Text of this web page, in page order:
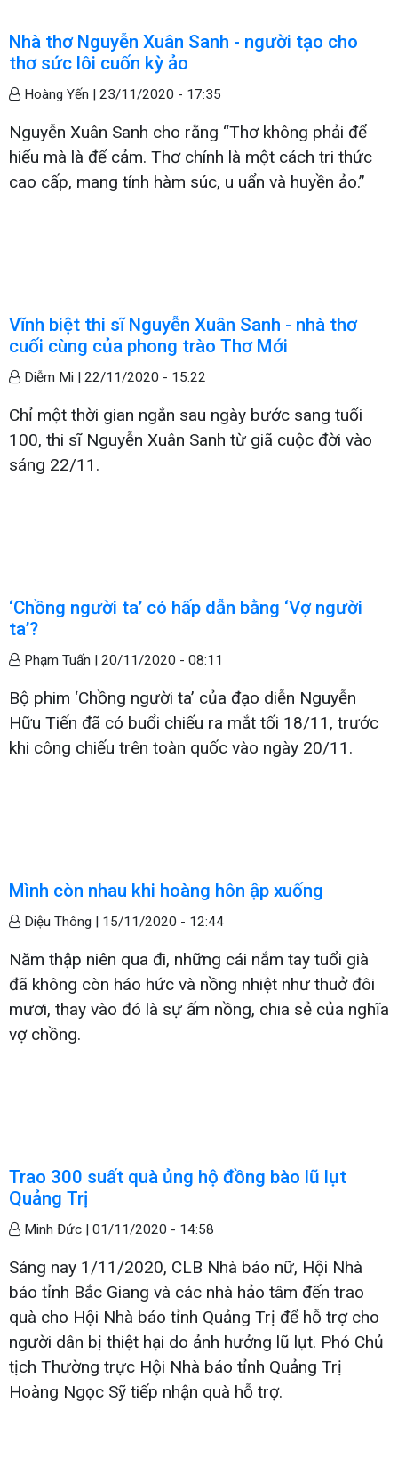
Nhà thơ Nguyễn Xuân Sanh - người tạo cho
thơ sức lôi cuốn kỳ ảo
Hoàng Yến | 23/11/2020 - 17:35
Nguyễn Xuân Sanh cho rằng “Thơ không phải để
hiểu mà là để cảm. Thơ chính là một cách tri thức
cao cấp, mang tính hàm súc, u uẩn và huyền ảo.”
Vĩnh biệt thi sĩ Nguyễn Xuân Sanh - nhà thơ
cuối cùng của phong trào Thơ Mới
Diễm Mi | 22/11/2020 - 15:22
Chỉ một thời gian ngắn sau ngày bước sang tuổi
100, thi sĩ Nguyễn Xuân Sanh từ giã cuộc đời vào
sáng 22/11.
‘Chồng người ta’ có hấp dẫn bằng ‘Vợ người
ta’?
Phạm Tuấn | 20/11/2020 - 08:11
Bộ phim ‘Chồng người ta’ của đạo diễn Nguyễn
Hữu Tiến đã có buổi chiếu ra mắt tối 18/11, trước
khi công chiếu trên toàn quốc vào ngày 20/11.
Mình còn nhau khi hoàng hôn ập xuống
Diệu Thông | 15/11/2020 - 12:44
Năm thập niên qua đi, những cái nắm tay tuổi già
đã không còn háo hức và nồng nhiệt như thuở đôi
mươi, thay vào đó là sự ấm nồng, chia sẻ của nghĩa
vợ chồng.
Trao 300 suất quà ủng hộ đồng bào lũ lụt
Quảng Trị
Minh Đức | 01/11/2020 - 14:58
Sáng nay 1/11/2020, CLB Nhà báo nữ, Hội Nhà
báo tỉnh Bắc Giang và các nhà hảo tâm đến trao
quà cho Hội Nhà báo tỉnh Quảng Trị để hỗ trợ cho
người dân bị thiệt hại do ảnh hưởng lũ lụt. Phó Chủ
tịch Thường trực Hội Nhà báo tỉnh Quảng Trị
Hoàng Ngọc Sỹ tiếp nhận quà hỗ trợ.